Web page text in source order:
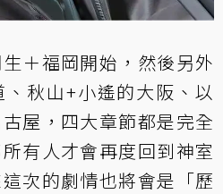
＋福岡開始，然後另外
秋山+小遙的大阪、以
屋，四大章節都是完全
有人才會再度回到神室
次的劇情也將會是「歷